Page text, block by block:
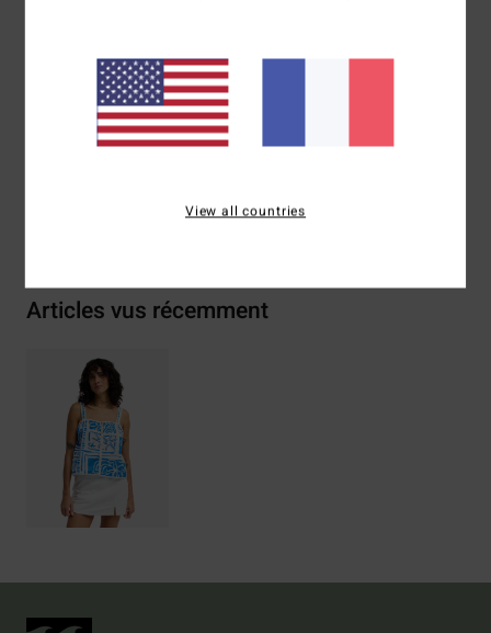
Composition[Matière principale] 100% coton
Traçabilité du produit (Loi Agec)
Livraison & Retours
Articles vus récemment
View all countries